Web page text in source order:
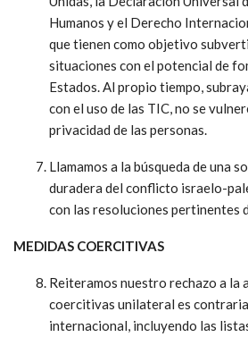
Humanos y el Derecho
que tienen como objetivo
situaciones con el potencial de
Estados. Al propio tiempo,
con el uso de las TIC, no se
privacidad de las personas.
Llamamos a la búsqueda de una
duradera del conflicto israelo-
con las resoluciones pertinentes
MEDIDAS COERCITIVAS
Reiteramos nuestro rechazo a la
coercitivas unilateral es
internacional, incluyendo las